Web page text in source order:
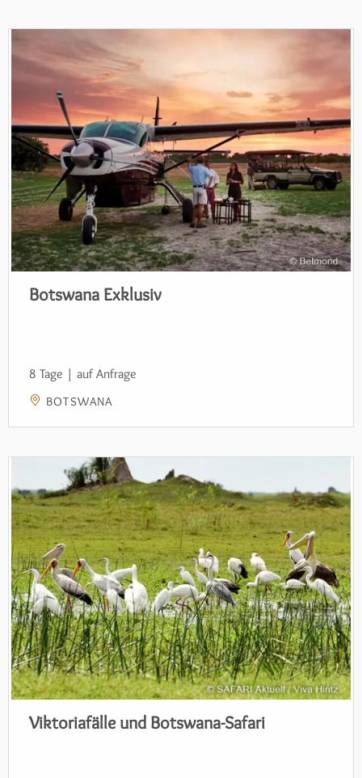
Botswana Exklusiv
8 Tage | auf Anfrage
BOTSWANA
Viktoriafälle und Botswana-Safari